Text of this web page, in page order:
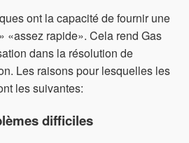
ont la capacité de fournir une
«assez rapide». Cela rend Gas
dans la résolution de
Les raisons pour lesquelles les
les suivantes:
difficiles